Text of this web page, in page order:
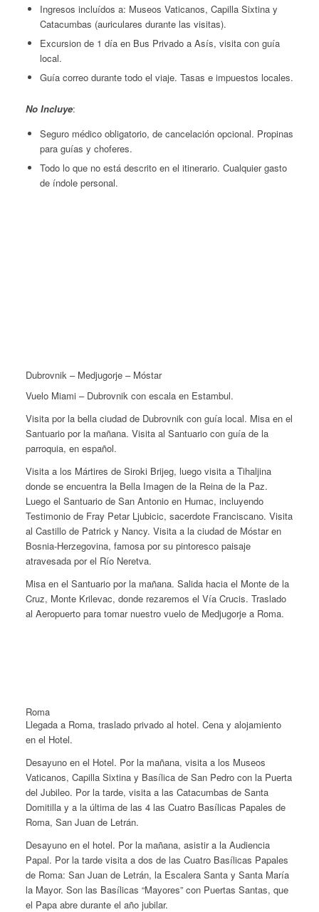
Ingresos incluídos a: Museos Vaticanos, Capilla Sixtina y
Catacumbas (auriculares durante las visitas).
Excursion de 1 día en Bus Privado a Asís, visita con guía
local.
Guía correo durante todo el viaje. Tasas e impuestos locales.
No Incluye:
Seguro médico obligatorio, de cancelación opcional. Propinas
para guías y choferes.
Todo lo que no está descrito en el itinerario. Cualquier gasto
de índole personal.
Dubrovnik – Medjugorje – Móstar
Vuelo Miami – Dubrovnik con escala en Estambul.
Visita por la bella ciudad de Dubrovnik con guía local. Misa en el
Santuario por la mañana. Visita al Santuario con guía de la
parroquia, en español.
Visita a los Mártires de Siroki Brijeg, luego visita a Tihaljina
donde se encuentra la Bella Imagen de la Reina de la Paz.
Luego el Santuario de San Antonio en Humac, incluyendo
Testimonio de Fray Petar Ljubicic, sacerdote Franciscano. Visita
al Castillo de Patrick y Nancy. Visita a la ciudad de Móstar en
Bosnia-Herzegovina, famosa por su pintoresco paisaje
atravesada por el Río Neretva.
Misa en el Santuario por la mañana. Salida hacia el Monte de la
Cruz, Monte Krilevac, donde rezaremos el Vía Crucis. Traslado
al Aeropuerto para tomar nuestro vuelo de Medjugorje a Roma.
Roma
Llegada a Roma, traslado privado al hotel. Cena y alojamiento
en el Hotel.
Desayuno en el Hotel. Por la mañana, visita a los Museos
Vaticanos, Capilla Sixtina y Basílica de San Pedro con la Puerta
del Jubileo. Por la tarde, visita a las Catacumbas de Santa
Domitilla y a la última de las 4 las Cuatro Basílicas Papales de
Roma, San Juan de Letrán.
Desayuno en el hotel. Por la mañana, asistir a la Audiencia
Papal. Por la tarde visita a dos de las Cuatro Basílicas Papales
de Roma: San Juan de Letrán, la Escalera Santa y Santa María
la Mayor. Son las Basílicas “Mayores” con Puertas Santas, que
el Papa abre durante el año jubilar.